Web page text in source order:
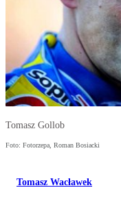
Tomasz Gollob
Foto: Fotorzepa, Roman Bosiacki
Tomasz Wacławek